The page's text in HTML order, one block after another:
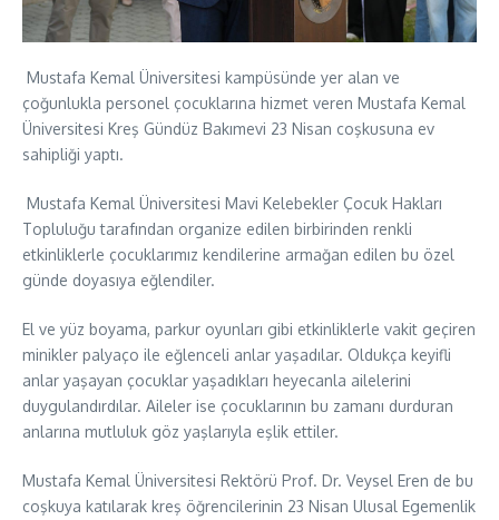
Mustafa Kemal Üniversitesi kampüsünde yer alan ve
çoğunlukla personel çocuklarına hizmet veren Mustafa Kemal
Üniversitesi Kreş Gündüz Bakımevi 23 Nisan coşkusuna ev
sahipliği yaptı.
Mustafa Kemal Üniversitesi Mavi Kelebekler Çocuk Hakları
Topluluğu tarafından organize edilen birbirinden renkli
etkinliklerle çocuklarımız kendilerine armağan edilen bu özel
günde doyasıya eğlendiler.
El ve yüz boyama, parkur oyunları gibi etkinliklerle vakit geçiren
minikler palyaço ile eğlenceli anlar yaşadılar. Oldukça keyifli
anlar yaşayan çocuklar yaşadıkları heyecanla ailelerini
duygulandırdılar. Aileler ise çocuklarının bu zamanı durduran
anlarına mutluluk göz yaşlarıyla eşlik ettiler.
Mustafa Kemal Üniversitesi Rektörü Prof. Dr. Veysel Eren de bu
coşkuya katılarak kreş öğrencilerinin 23 Nisan Ulusal Egemenlik